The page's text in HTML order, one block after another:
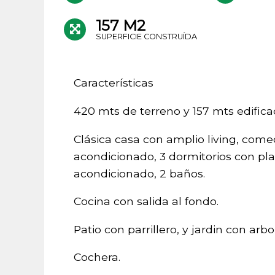
157 M2
SUPERFICIE CONSTRUÍDA
Características
420 mts de terreno y 157 mts
Clásica casa con amplio living,
acondicionado, 3 dormitorios con
acondicionado, 2 baños.
Cocina con salida al fondo.
Patio con parrillero, y jardin con
Cochera.